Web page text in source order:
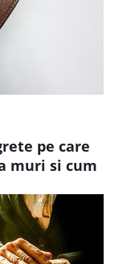
pe care
muri si cum